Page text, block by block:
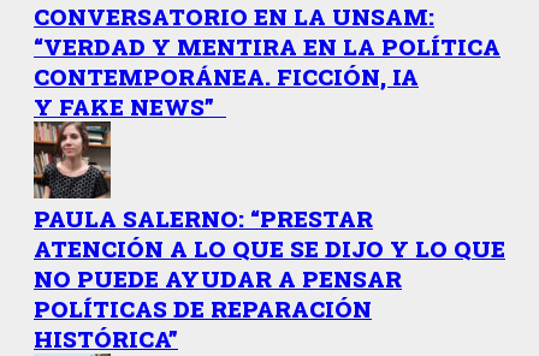
CONVERSATORIO EN LA UNSAM:
“VERDAD Y MENTIRA EN LA POLÍTICA
CONTEMPORÁNEA. FICCIÓN, IA
Y FAKE NEWS”
PAULA SALERNO: “PRESTAR
ATENCIÓN A LO QUE SE DIJO Y LO QUE
NO PUEDE AYUDAR A PENSAR
POLÍTICAS DE REPARACIÓN
HISTÓRICA”